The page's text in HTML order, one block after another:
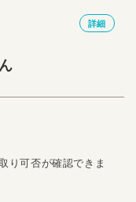
詳細
り可否が確認できま